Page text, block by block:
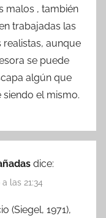
malos , también
trabajadas las
aunque
se puede
algún que
el mismo.
dice:
las 21:34
(Siegel, 1971),